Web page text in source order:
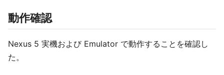
動作確認
Nexus 5 実機および Emulator で動作することを確認し
た。